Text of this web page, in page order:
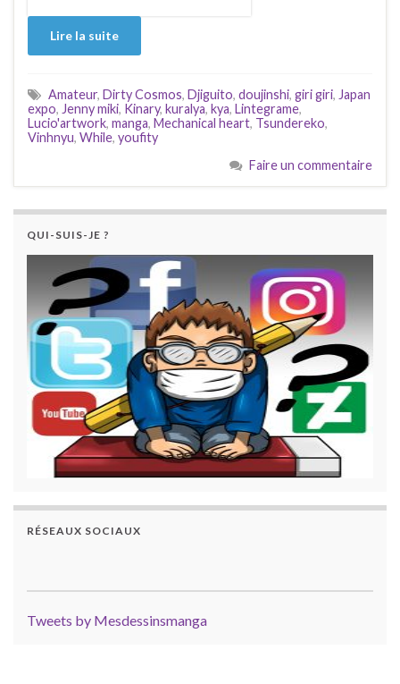
Lire la suite
Amateur, Dirty Cosmos, Djiguito, doujinshi, giri giri, Japan
expo, Jenny miki, Kinary, kuralya, kya, Lintegrame,
Lucio'artwork, manga, Mechanical heart, Tsundereko,
Vinhnyu, While, youfity
Faire un commentaire
QUI-SUIS-JE ?
RÉSEAUX SOCIAUX
Tweets by Mesdessinsmanga